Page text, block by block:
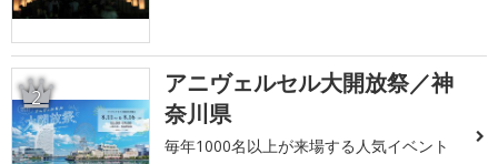
2
アニヴェルセル大開放祭／神
奈川県
毎年1000名以上が来場する人気イベント